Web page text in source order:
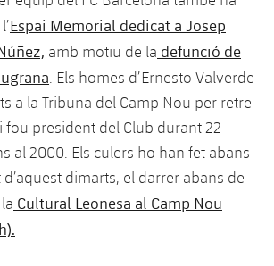
Nou
Espai Memorial dedicat a Josep
amb motiu de la defunció de
. Els homes d’Ernesto Valverde
a la Tribuna del Camp Nou per retre
fou president del Club durant 22
al 2000. Els culers ho han fet abans
d’aquest dimarts, el darrer abans de
Cultural Leonesa al Camp Nou